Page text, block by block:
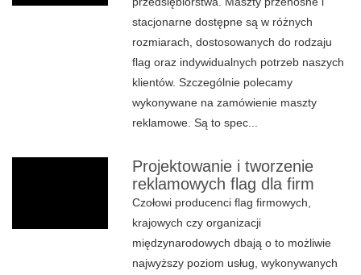
stacjonarne dostępne są w różnych
rozmiarach, dostosowanych do rodzaju
flag oraz indywidualnych potrzeb naszych
klientów. Szczególnie polecamy
wykonywane na zamówienie maszty
reklamowe. Są to spec...
Projektowanie i tworzenie
reklamowych flag dla firm
Czołowi producenci flag firmowych,
krajowych czy organizacji
międzynarodowych dbają o to możliwie
najwyższy poziom usług, wykonywanych